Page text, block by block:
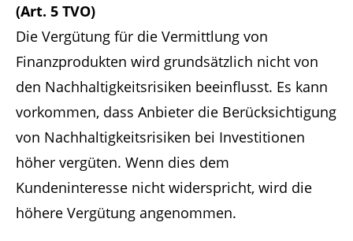
(Art. 5 TVO)
Die Vergütung für die Vermittlung von
Finanzprodukten wird grundsätzlich nicht von
den Nachhaltigkeitsrisiken beeinflusst. Es kann
vorkommen, dass Anbieter die Berücksichtigung
von Nachhaltigkeitsrisiken bei Investitionen
höher vergüten. Wenn dies dem
Kundeninteresse nicht widerspricht, wird die
höhere Vergütung angenommen.